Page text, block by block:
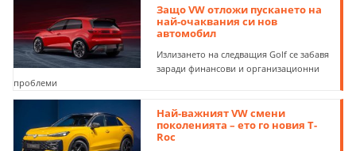
Защо VW отложи пускането на
най-очаквания си нов
автомобил
Излизането на следващия Golf се забавя
заради финансови и организационни
проблеми
Най-важният VW смени
поколенията – ето го новия T-
Roc